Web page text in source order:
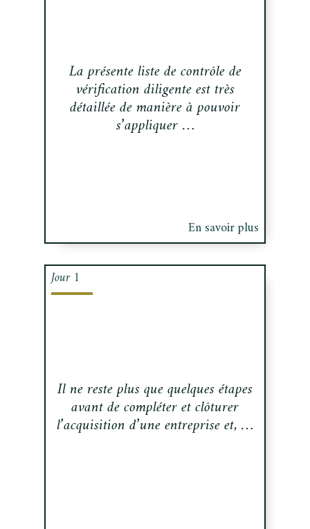
La présente liste de contrôle de
vérification diligente est très
détaillée de manière à pouvoir
s’appliquer …
En savoir plus
Jour 1
Il ne reste plus que quelques étapes
avant de compléter et clôturer
l’acquisition d’une entreprise et, …